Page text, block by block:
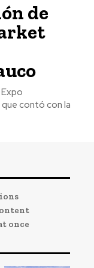
de
contó con la
once